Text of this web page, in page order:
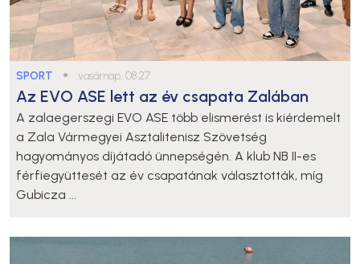
SPORT ● vasárnap, 08:27
Az EVO ASE lett az év csapata Zalában
A zalaegerszegi EVO ASE több elismerést is kiérdemelt
a Zala Vármegyei Asztalitenisz Szövetség
hagyományos díjátadó ünnepségén. A klub NB II-es
férfiegyüttesét az év csapatának választották, míg
Gubicza ...